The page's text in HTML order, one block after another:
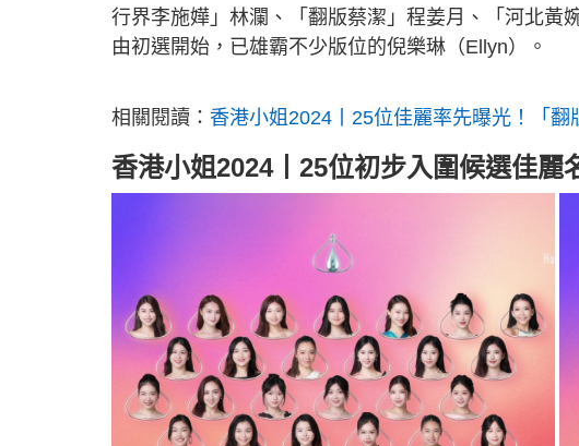
行界李施嬅」林瀾、「翻版蔡潔」程姜月、「河北黃
由初選開始，已雄霸不少版位的倪樂琳（Ellyn）。
相關閱讀： 香港小姐2024丨25位佳麗率先曝光！「
香港小姐2024丨25位初步入圍候選佳麗